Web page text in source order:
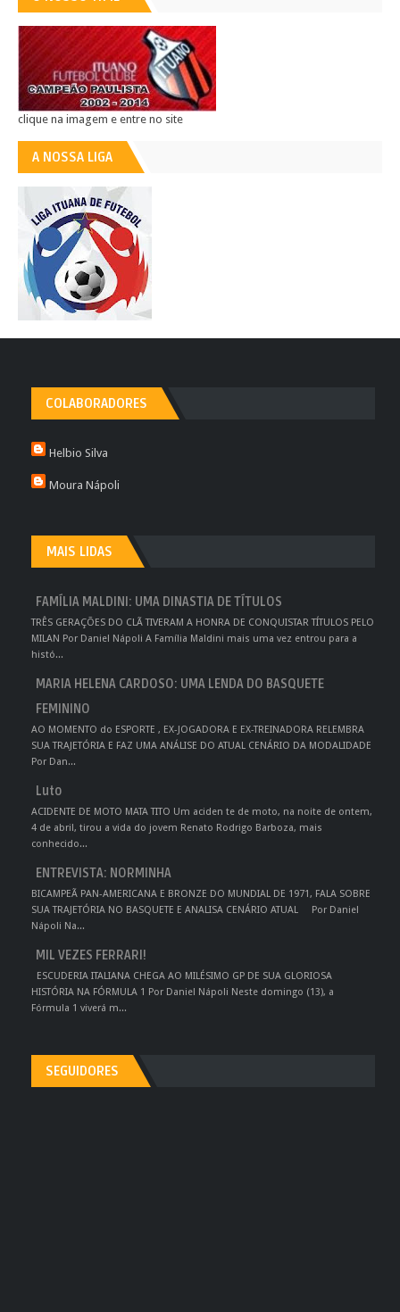
clique na imagem e entre no site
A NOSSA LIGA
COLABORADORES
Helbio Silva
Moura Nápoli
MAIS LIDAS
FAMÍLIA MALDINI: UMA DINASTIA DE TÍTULOS
TRÊS GERAÇÕES DO CLÃ TIVERAM A HONRA DE CONQUISTAR TÍTULOS PELO
MILAN Por Daniel Nápoli A Família Maldini mais uma vez entrou para a
histó...
MARIA HELENA CARDOSO: UMA LENDA DO BASQUETE
FEMININO
AO MOMENTO do ESPORTE , EX-JOGADORA E EX-TREINADORA RELEMBRA
SUA TRAJETÓRIA E FAZ UMA ANÁLISE DO ATUAL CENÁRIO DA MODALIDADE
Por Dan...
Luto
ACIDENTE DE MOTO MATA TITO Um aciden te de moto, na noite de ontem,
4 de abril, tirou a vida do jovem Renato Rodrigo Barboza, mais
conhecido...
ENTREVISTA: NORMINHA
BICAMPEÃ PAN-AMERICANA E BRONZE DO MUNDIAL DE 1971, FALA SOBRE
SUA TRAJETÓRIA NO BASQUETE E ANALISA CENÁRIO ATUAL Por Daniel
Nápoli Na...
MIL VEZES FERRARI!
ESCUDERIA ITALIANA CHEGA AO MILÉSIMO GP DE SUA GLORIOSA
HISTÓRIA NA FÓRMULA 1 Por Daniel Nápoli Neste domingo (13), a
Fórmula 1 viverá m...
SEGUIDORES